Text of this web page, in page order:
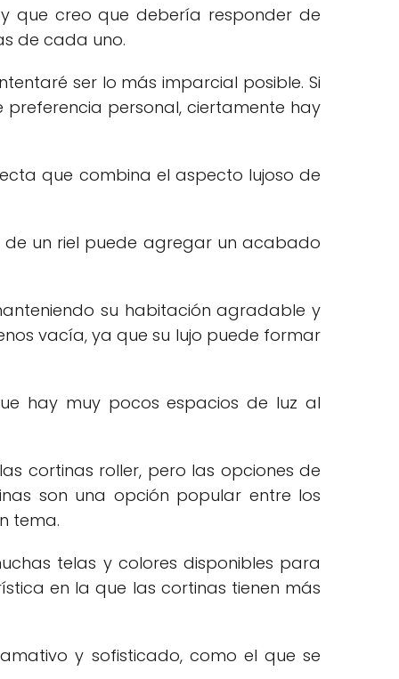
que creo que debería responder de
de cada uno.
ser lo más imparcial posible. Si
personal, ciertamente hay
que combina el aspecto lujoso de
de un riel puede agregar un acabado
su habitación agradable y
vacía, ya que su lujo puede formar
hay muy pocos espacios de luz al
cortinas roller, pero las opciones de
son una opción popular entre los
tema.
telas y colores disponibles para
en la que las cortinas tienen más
y sofisticado, como el que se